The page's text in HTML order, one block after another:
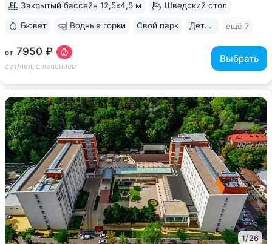
от 7950 ₽
сут/чел, с лечением
Выбрать
Закрытый бассейн 12,5х4,5 м Шведский стол
Бювет Водные горки Свой парк Дети с 0 лет ещё 7
1/26